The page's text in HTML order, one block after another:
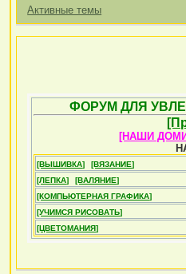
Активные темы
ФОРУМ ДЛЯ
[НАШИ
[ВЫШИВКА] [ВЯЗАНИЕ]
[ЛЕПКА]
[ВАЛЯНИЕ]
[КОМПЬЮТЕРНАЯ ГРАФИКА]
[УЧИМСЯ РИСОВАТЬ]
[ЦВЕТОМАНИЯ]